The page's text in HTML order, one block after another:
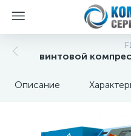
винтовой
Описание